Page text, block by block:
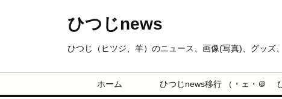
ひつじnews
ひつじ（ヒツジ、羊）のニュース、画像(写真)、グッズ
ホーム ひつじnews移行 （・ェ・＠